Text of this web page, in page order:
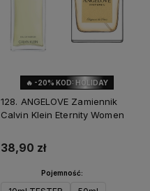
🔥 -20% KOD: HOLIDAY
128. ANGELOVE Zamiennik
Calvin Klein Eternity Women
38,90 zł
Pojemność: